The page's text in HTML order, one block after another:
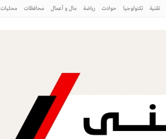
تقنية تكنولوجيا حوادث رياضة مال و أعمال محافظات محليات